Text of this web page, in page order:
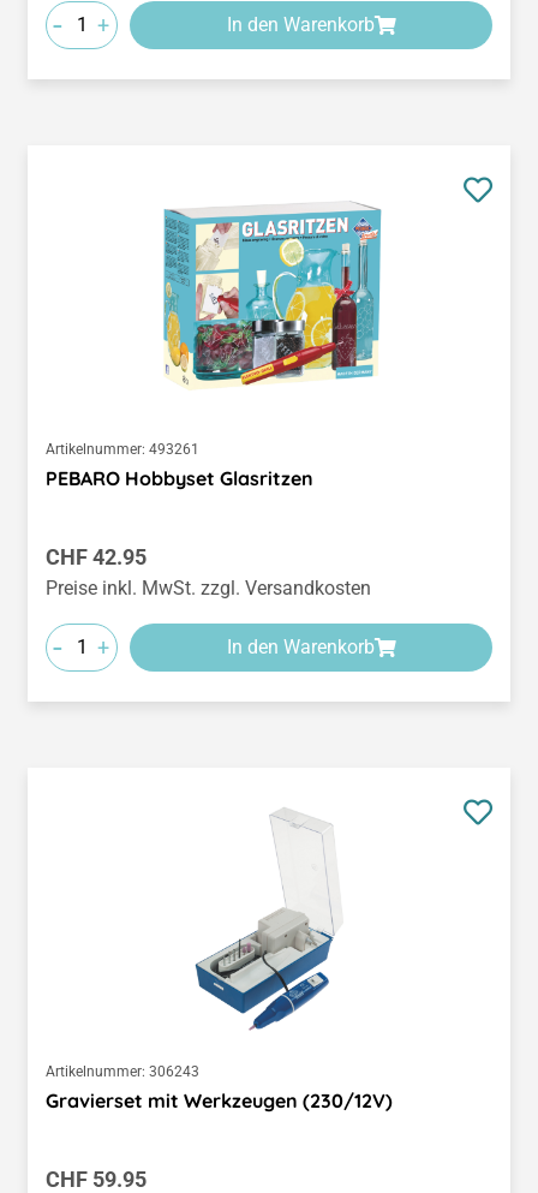
- + In den Warenkorb
Artikelnummer: 493261
PEBARO Hobbyset Glasritzen
Regulärer Preis:
CHF 42.95
Preise inkl. MwSt. zzgl. Versandkosten
- + In den Warenkorb
Artikelnummer: 306243
Gravierset mit Werkzeugen (230/12V)
Regulärer Preis:
CHF 59.95